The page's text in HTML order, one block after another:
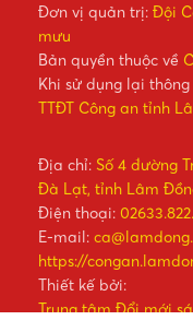
Đơn vị quản trị: Đội
mưu
Bản quyền thuộc về
Khi sử dụng lại
TTĐT Công an tỉnh
Địa chỉ: Số 4 đường
Đà Lạt, tỉnh Lâm
Điện thoại:
E-mail:
https://
Thiết kế bởi:
Trung tâm Đổi mới